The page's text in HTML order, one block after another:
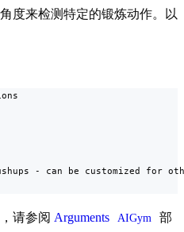
度来检测特定的锻炼动作。以
- can be customized for
请参阅 Arguments AIGym
部